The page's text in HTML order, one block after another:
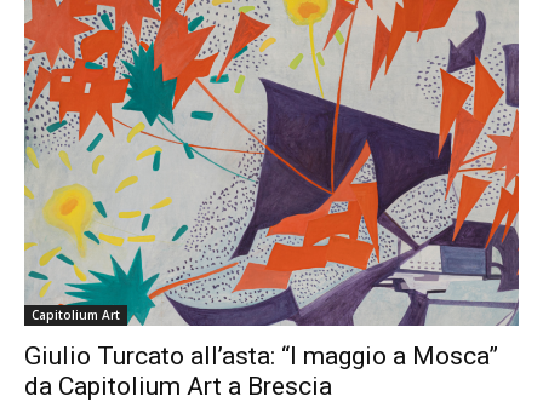
Capitolium Art
Giulio Turcato all’asta: “I maggio a Mosca”
da Capitolium Art a Brescia